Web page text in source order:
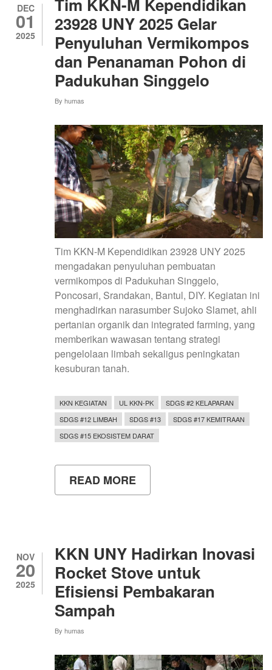
BIBIT
BAKTI
DESA
MAHASISWA
KKNM
UNY
27127
DEC
01
2025
Tim KKN-M Kependidikan
23928 UNY 2025 Gelar
Penyuluhan Vermikompos
dan Penanaman Pohon di
Padukuhan Singgelo
By humas
Tim KKN-M Kependidikan 23928 UNY 2025
mengadakan penyuluhan pembuatan
vermikompos di Padukuhan Singgelo,
Poncosari, Srandakan, Bantul, DIY. Kegiatan ini
menghadirkan narasumber Sujoko Slamet, ahli
pertanian organik dan integrated farming, yang
memberikan wawasan tentang strategi
pengelolaan limbah sekaligus peningkatan
kesuburan tanah.
KKN KEGIATAN UL KKN-PK
SDGS #2 KELAPARAN
SDGS #12 LIMBAH
SDGS #13
SDGS #17 KEMITRAAN
SDGS #15 EKOSISTEM DARAT
READ MORE
TIM
UNY
2025
GELAR
PENYULUHAN
VERMIKOMPOS
DAN
SINGGELO
NOV
20
2025
KKN UNY Hadirkan Inovasi
Rocket Stove untuk
Efisiensi Pembakaran
Sampah
By humas